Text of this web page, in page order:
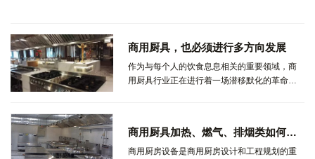
商用厨具，也必须进行多方向发展
作为与每个人的饮食息息相关的重要领域，商
用厨具行业正在进行着一场潜移默化的革命。
商用厨具加热、燃气、排烟类如何保养最佳？
商用厨房设备是商用厨房设计和工程规划的重